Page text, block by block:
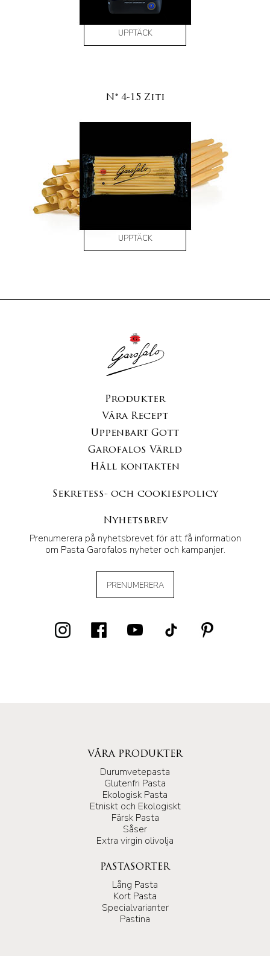
UPPTÄCK
N° 4-15 Ziti
UPPTÄCK
Produkter
Våra Recept
Uppenbart Gott
Garofalos Värld
Håll kontakten
Sekretess- och cookiespolicy
Nyhetsbrev
Prenumerera på nyhetsbrevet för att få information
om Pasta Garofalos nyheter och kampanjer.
PRENUMERERA
VÅRA PRODUKTER
Durumvetepasta
Glutenfri Pasta
Ekologisk Pasta
Etniskt och Ekologiskt
Färsk Pasta
Såser
Extra virgin olivolja
PASTASORTER
Lång Pasta
Kort Pasta
Specialvarianter
Pastina